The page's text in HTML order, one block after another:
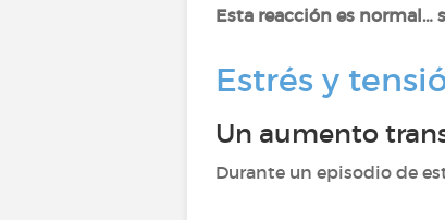
Esta reacción es normal…
Estrés y
Un aumento
Durante un episodio de